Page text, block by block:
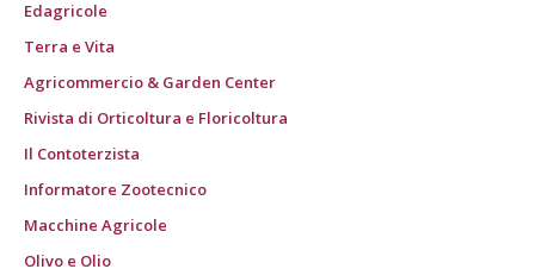
Edagricole
Terra e Vita
Agricommercio & Garden Center
Rivista di Orticoltura e Floricoltura
Il Contoterzista
Informatore Zootecnico
Macchine Agricole
Olivo e Olio